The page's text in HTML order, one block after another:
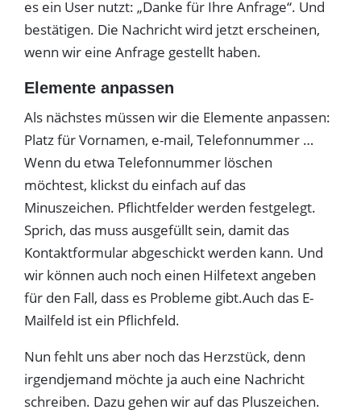
es ein User nutzt: „Danke für Ihre Anfrage“. Und
bestätigen. Die Nachricht wird jetzt erscheinen,
wenn wir eine Anfrage gestellt haben.
Elemente anpassen
Als nächstes müssen wir die Elemente anpassen:
Platz für Vornamen, e-mail, Telefonnummer …
Wenn du etwa Telefonnummer löschen
möchtest, klickst du einfach auf das
Minuszeichen. Pflichtfelder werden festgelegt.
Sprich, das muss ausgefüllt sein, damit das
Kontaktformular abgeschickt werden kann. Und
wir können auch noch einen Hilfetext angeben
für den Fall, dass es Probleme gibt.Auch das E-
Mailfeld ist ein Pflichfeld.
Nun fehlt uns aber noch das Herzstück, denn
irgendjemand möchte ja auch eine Nachricht
schreiben. Dazu gehen wir auf das Pluszeichen.